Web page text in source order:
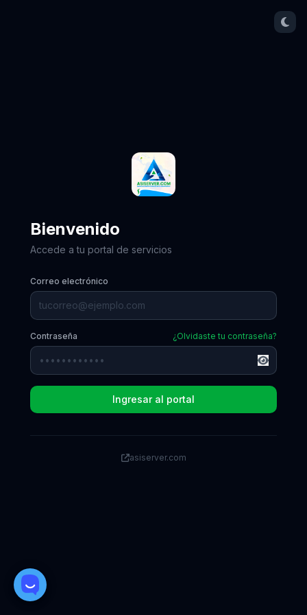
Bienvenido
Accede a tu portal de servicios
Correo electrónico
Contraseña ¿Olvidaste tu contraseña?
Ingresar al portal
asiserver.com